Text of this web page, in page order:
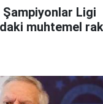
Şampiyonlar Ligi
muhtemel